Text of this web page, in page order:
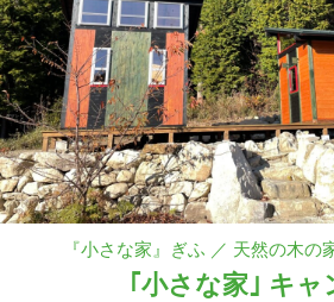
『小さな家』ぎふ ／ 天然の木の
｢小さな家｣ キャ